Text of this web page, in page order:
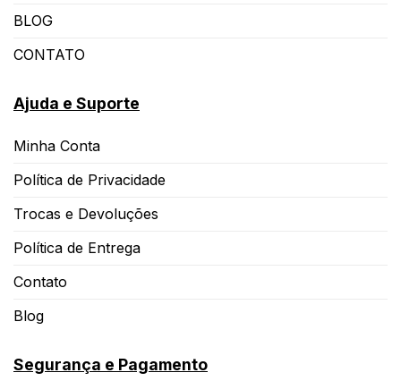
BLOG
CONTATO
Ajuda e Suporte
Minha Conta
Política de Privacidade
Trocas e Devoluções
Política de Entrega
Contato
Blog
Segurança e Pagamento